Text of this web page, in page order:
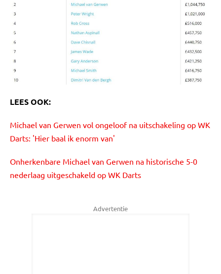
LEES OOK:
Michael van Gerwen vol ongeloof na uitschakeling op WK
Darts: 'Hier baal ik enorm van'
Onherkenbare Michael van Gerwen na historische 5-0
nederlaag uitgeschakeld op WK Darts
Advertentie